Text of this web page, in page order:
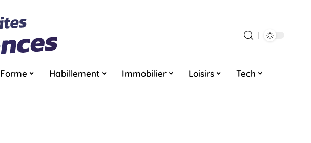
Forme Habillement Immobilier Loisirs Tech